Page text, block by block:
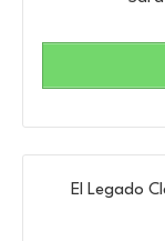
El Legado